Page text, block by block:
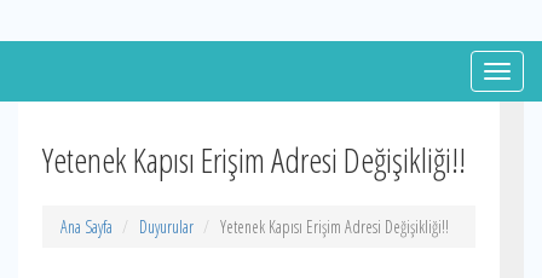
Yetenek Kapısı Erişim Adresi Değişikliği!!
Ana Sayfa Duyurular Yetenek Kapısı Erişim Adresi Değişikliği!!